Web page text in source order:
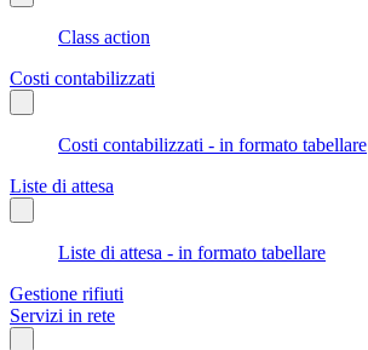
Class action
Costi contabilizzati
Costi contabilizzati - in formato tabellare
Liste di attesa
Liste di attesa - in formato tabellare
Gestione rifiuti
Servizi in rete